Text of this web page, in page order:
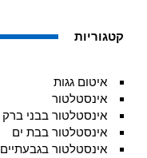
קטגוריות
איטום גגות
אינסטלטור
אינסטלטור בבני ברק
אינסטלטור בבת ים
אינסטלטור בגבעתיים